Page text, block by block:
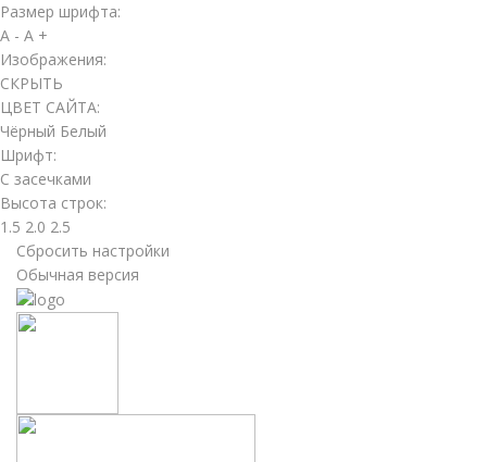
Размер шрифта:
A - A +
Изображения:
СКРЫТЬ
ЦВЕТ САЙТА:
Чёрный Белый
Шрифт:
С засечками
Высота строк:
1.5 2.0 2.5
Сбросить настройки
Обычная версия